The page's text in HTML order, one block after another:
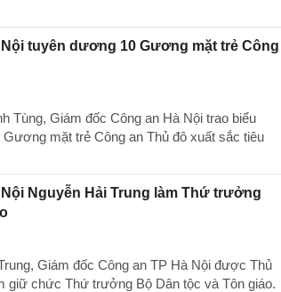
tuyên dương 10 Gương mặt trẻ Công
Tùng, Giám đốc Công an Hà Nội trao biểu
mặt trẻ Công an Thủ đô xuất sắc tiêu
Nguyễn Hải Trung làm Thứ trưởng
Giám đốc Công an TP Hà Nội được Thủ
giữ chức Thứ trưởng Bộ Dân tộc và Tôn giáo.